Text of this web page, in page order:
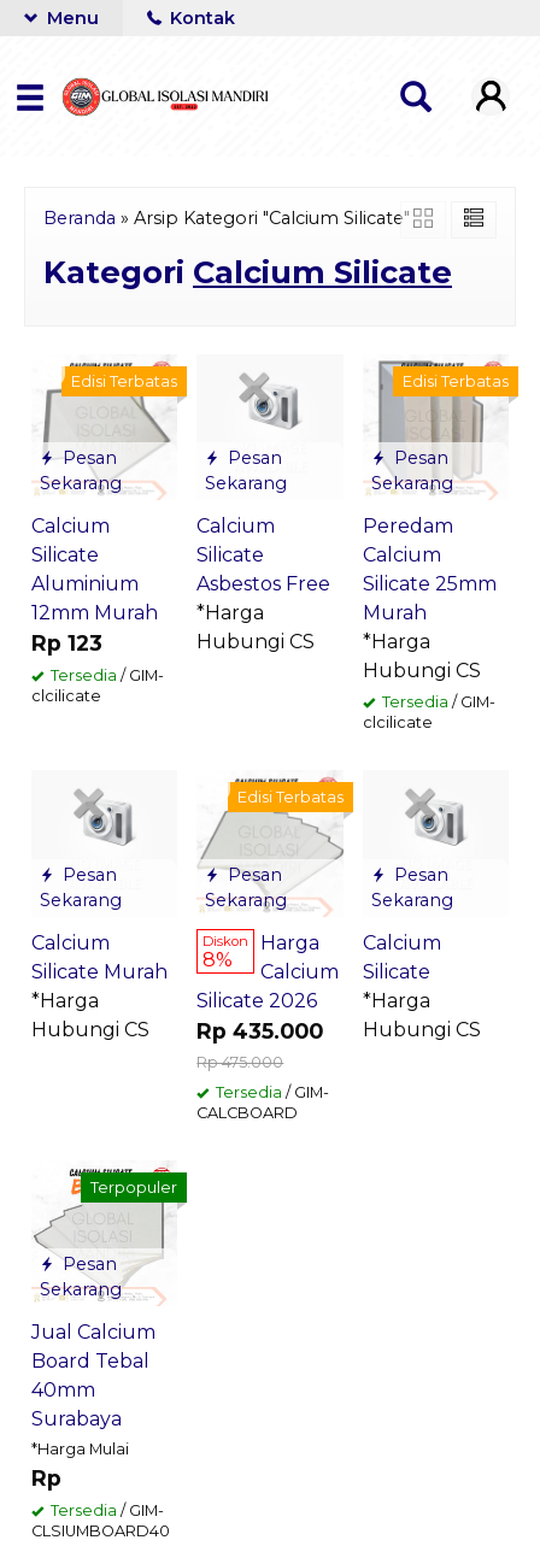
Menu Kontak
Beranda » Arsip Kategori "Calcium Silicate"
Kategori Calcium Silicate
Pesan
Sekarang
Edisi Terbatas
Calcium
Silicate
Aluminium
12mm Murah
Rp 123
Tersedia / GIM-
clcilicate
Pesan
Sekarang
Calcium
Silicate
Asbestos Free
*Harga
Hubungi CS
Pesan
Sekarang
Edisi Terbatas
Peredam
Calcium
Silicate 25mm
Murah
*Harga
Hubungi CS
Tersedia / GIM-
clcilicate
Pesan
Sekarang
Calcium
Silicate Murah
*Harga
Hubungi CS
Pesan
Sekarang
Edisi Terbatas
Diskon
8%
Harga
Calcium
Silicate 2026
Rp 435.000
Rp 475.000
Tersedia / GIM-
CALCBOARD
Pesan
Sekarang
Calcium
Silicate
*Harga
Hubungi CS
Pesan
Sekarang
Terpopuler
Jual Calcium
Board Tebal
40mm
Surabaya
*Harga Mulai
Rp
Tersedia / GIM-
CLSIUMBOARD40